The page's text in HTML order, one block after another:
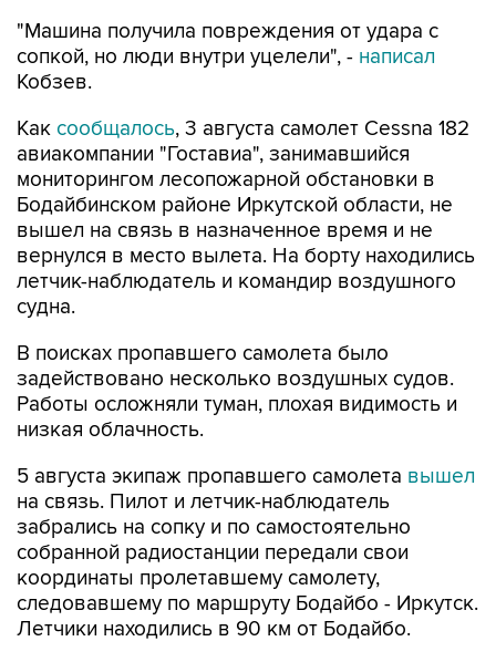
"Машина получила повреждения от удара с
сопкой, но люди внутри уцелели", - написал
Кобзев.
Как сообщалось, 3 августа самолет Cessna 182
авиакомпании "Гоставиа", занимавшийся
мониторингом лесопожарной обстановки в
Бодайбинском районе Иркутской области, не
вышел на связь в назначенное время и не
вернулся в место вылета. На борту находились
летчик-наблюдатель и командир воздушного
судна.
В поисках пропавшего самолета было
задействовано несколько воздушных судов.
Работы осложняли туман, плохая видимость и
низкая облачность.
5 августа экипаж пропавшего самолета вышел
на связь. Пилот и летчик-наблюдатель
забрались на сопку и по самостоятельно
собранной радиостанции передали свои
координаты пролетавшему самолету,
следовавшему по маршруту Бодайбо - Иркутск.
Летчики находились в 90 км от Бодайбо.